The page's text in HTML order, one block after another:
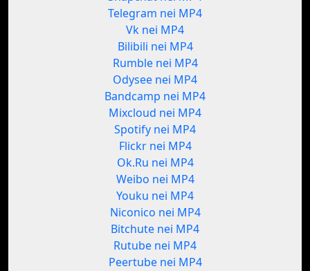
Telegram nei MP4
Vk nei MP4
Bilibili nei MP4
Rumble nei MP4
Odysee nei MP4
Bandcamp nei MP4
Mixcloud nei MP4
Spotify nei MP4
Flickr nei MP4
Ok.Ru nei MP4
Weibo nei MP4
Youku nei MP4
Niconico nei MP4
Bitchute nei MP4
Rutube nei MP4
Peertube nei MP4